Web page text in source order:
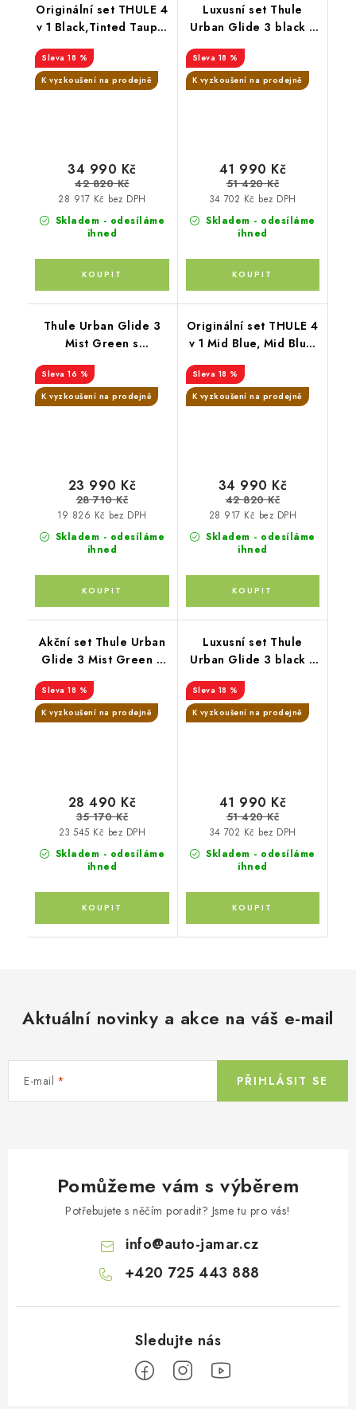
Originální set THULE 4
v 1 Black,Tinted Taupe,
18 %
K vyzkoušení na prodejně
Skladem - odesíláme
ihned
28 917 Kč bez DPH
34 990 Kč
42 820 Kč
Luxusní set Thule
Urban Glide 3 black s
korba Soft Beige +
pláštěnka + moskytiéra
18 %
K vyzkoušení na prodejně
Skladem - odesíláme
ihned
34 702 Kč bez DPH
41 990 Kč
51 420 Kč
Thule Urban Glide 3
Mist Green s
magnetickou přezkou+
hluboká korba Mid
Blue
16 %
K vyzkoušení na prodejně
Skladem - odesíláme
ihned
19 826 Kč bez DPH
23 990 Kč
28 710 Kč
Originální set THULE 4
v 1 Mid Blue, Mid Blue,
Black
18 %
K vyzkoušení na prodejně
Skladem - odesíláme
ihned
28 917 Kč bez DPH
34 990 Kč
42 820 Kč
Akční set Thule Urban
Glide 3 Mist Green s
magnetickou přezkou +
korba Tinted Taupe +
originální příslušenství
18 %
K vyzkoušení na prodejně
Skladem - odesíláme
ihned
23 545 Kč bez DPH
28 490 Kč
35 170 Kč
Luxusní set Thule
Urban Glide 3 black s
magnetickou přezkou +
korba Mid blue +
pláštěnka + moskytiéra
18 %
K vyzkoušení na prodejně
Skladem - odesíláme
ihned
34 702 Kč bez DPH
41 990 Kč
51 420 Kč
Aktuální novinky a akce na váš e-mail
E-mail PŘIHLÁSIT SE
Pomůžeme vám s výběrem
Potřebujete s něčím poradit? Jsme tu pro vás!
info@auto-jamar.cz
+420 725 443 888